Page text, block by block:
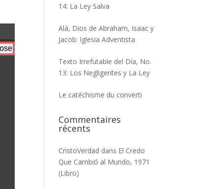
14: La Ley Salva
Alá, Dios de Abraham, Isaac y
Jacob: Iglesia Adventista
Texto Irrefutable del Día, No.
13: Los Negligentes y La Ley
Le catéchisme du converti
Commentaires
récents
CristoVerdad dans El Credo
Que Cambió al Mundo, 1971
(Libro)